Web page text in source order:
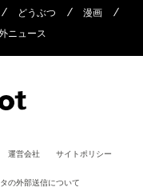
どうぶつ
漫画
ニュース
運営会社 サイトポリシー
の外部送信について